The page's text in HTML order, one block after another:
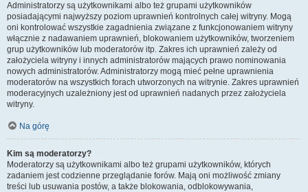
Administratorzy są użytkownikami albo też grupami użytkowników
posiadającymi najwyższy poziom uprawnień kontrolnych całej witryny. Mogą
oni kontrolować wszystkie zagadnienia związane z funkcjonowaniem witryny
włącznie z nadawaniem uprawnień, blokowaniem użytkowników, tworzeniem
grup użytkowników lub moderatorów itp. Zakres ich uprawnień zależy od
założyciela witryny i innych administratorów mających prawo nominowania
nowych administratorów. Administratorzy mogą mieć pełne uprawnienia
moderatorów na wszystkich forach utworzonych na witrynie. Zakres uprawnień
moderacyjnych uzależniony jest od uprawnień nadanych przez założyciela
witryny.
Na górę
Kim są moderatorzy?
Moderatorzy są użytkownikami albo też grupami użytkowników, których
zadaniem jest codzienne przeglądanie forów. Mają oni możliwość zmiany
treści lub usuwania postów, a także blokowania, odblokowywania,